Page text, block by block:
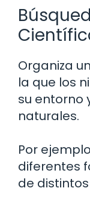
Organiza
la que los
su entorno
naturales.
Por
diferentes
de